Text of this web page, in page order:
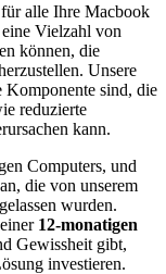
alle Ihre Macbook
Vielzahl von
können, die
Unsere
Komponente sind, die
reduzierte
kann.
Computers, und
die von unserem
wurden.
12-monatigen
Gewissheit gibt,
investieren.